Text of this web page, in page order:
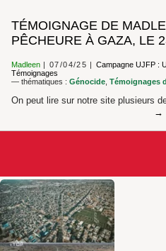
TÉMOIGNAGE DE
PÊCHEURE À GAZA, LE
Madleen 07/04/25 Campagne UJFP :
Témoignages
— thématiques : Génocide Témoignages
On peut lire sur notre site plusieurs